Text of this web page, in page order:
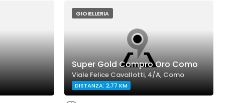
GIOIELLERIA
Super Gold Compro Oro Como
Viale Felice Cavallotti, 4/A, Como
DISTANZA: 2,77 KM